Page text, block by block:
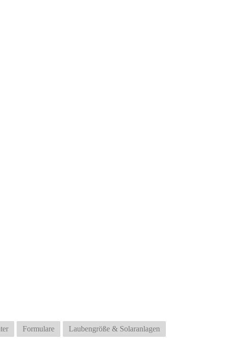
Formulare Laubengröße & Solaranlagen